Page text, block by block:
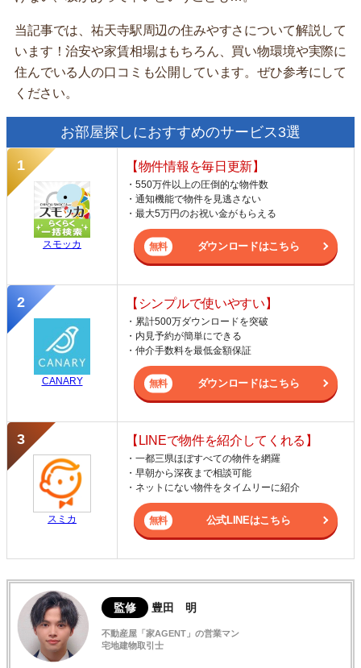
当記事では、祐天寺駅周辺の住みやすさについて解説して
います！治安や家賃相場はもちろん、買い物環境や実際に
住んでいる人の口コミも公開しています。ぜひ参考にして
ください。
お部屋探しにおすすめのサービス3選
スモッカ
【物件情報を毎日更新】
・550万件以上の圧倒的な物件数
・通知機能で物件を見逃さない
・最大5万円のお祝い金がもらえる
ダウンロードはこちら
CANARY
【シンプルで使いやすい】
・累計500万ダウンロードを突破
・内見予約が簡単にできる
・仲介手数料を最低金額保証
ダウンロードはこちら
スミカ
【LINEで物件を紹介してくれる】
・一都三県ほぼすべての物件を網羅
・早朝から深夜まで相談可能
・ネットにない物件をタイムリーに紹介
公式LINEはこちら
監修 豊田 明
不動産屋「家AGENT」の営業マン
宅地建物取引士